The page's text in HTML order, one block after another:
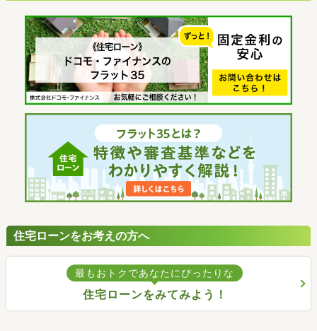
住宅ローンをお考えの方へ
最もおトクであなたにぴったりな
住宅ローンをみてみよう！